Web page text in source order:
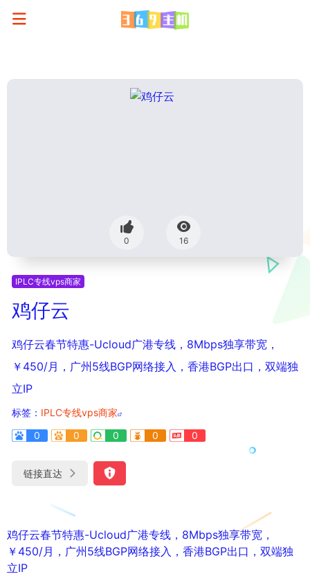
0 16
IPLC专线vps商家
鸡仔云
鸡仔云春节特惠-Ucloud广港专线，8Mbps独享带宽，
￥450/月，广州5线BGP网络接入，香港BGP出口，双端独
立IP
标签： IPLC专线vps商家
0
0 0 0 0
链接直达
鸡仔云春节特惠-Ucloud广港专线，8Mbps独享带宽，
￥450/月，广州5线BGP网络接入，香港BGP出口，双端独
立IP